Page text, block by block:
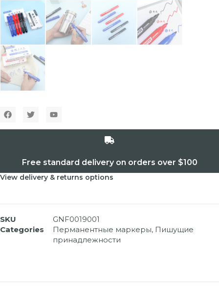
Free standard delivery on orders over $100
View delivery & returns options
SKU
GNF0019001
Categories
Перманентные маркеры, Пишущие
принадлежности